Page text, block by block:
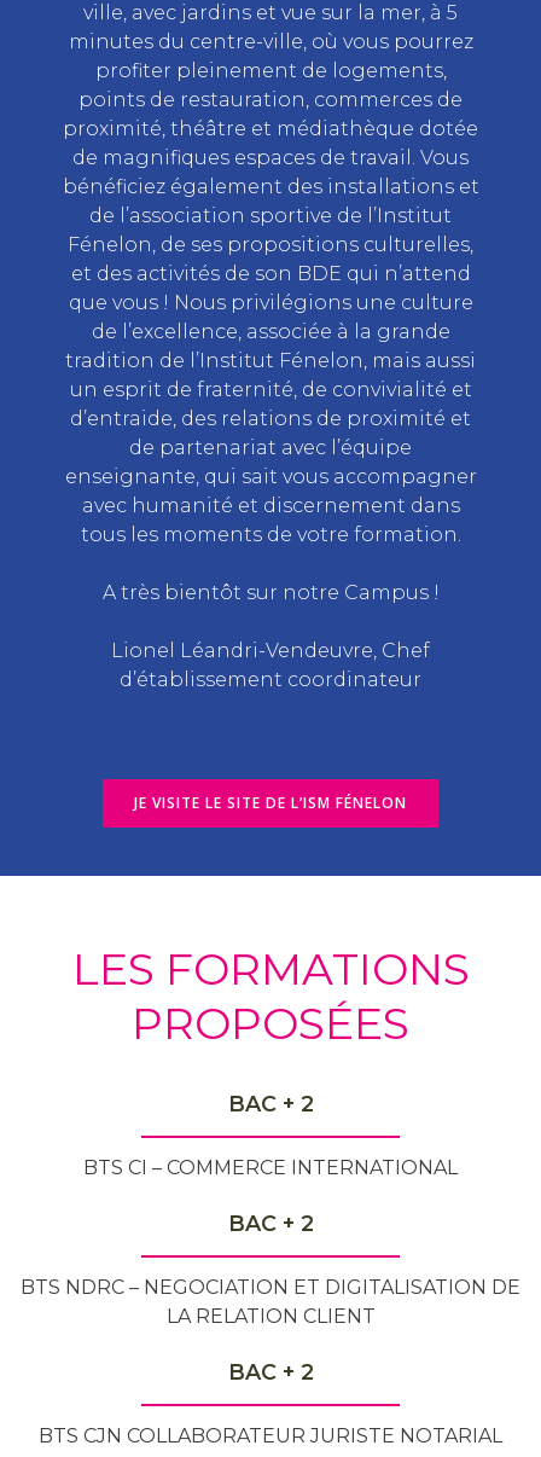
ville, avec jardins et vue sur la mer, à 5
minutes du centre-ville, où vous pourrez
profiter pleinement de logements,
points de restauration, commerces de
proximité, théâtre et médiathèque dotée
de magnifiques espaces de travail. Vous
bénéficiez également des installations et
de l’association sportive de l’Institut
Fénelon, de ses propositions culturelles,
et des activités de son BDE qui n’attend
que vous ! Nous privilégions une culture
de l’excellence, associée à la grande
tradition de l’Institut Fénelon, mais aussi
un esprit de fraternité, de convivialité et
d’entraide, des relations de proximité et
de partenariat avec l’équipe
enseignante, qui sait vous accompagner
avec humanité et discernement dans
tous les moments de votre formation.
A très bientôt sur notre Campus !
Lionel Léandri-Vendeuvre, Chef
d’établissement coordinateur
JE VISITE LE SITE DE L’ISM FÉNELON
LES FORMATIONS
PROPOSÉES
BAC + 2
BTS CI – COMMERCE INTERNATIONAL
BAC + 2
BTS NDRC – NEGOCIATION ET DIGITALISATION DE
LA RELATION CLIENT
BAC + 2
BTS CJN COLLABORATEUR JURISTE NOTARIAL